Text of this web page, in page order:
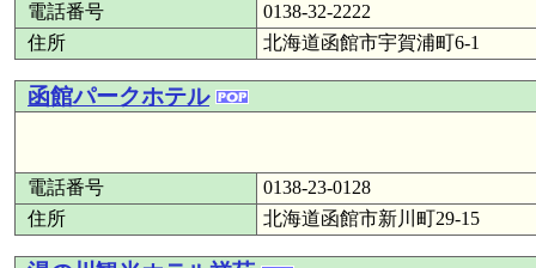
電話番号
0138-32-2222
住所
北海道函館市宇賀浦町6-1
函館パークホテル
電話番号
0138-23-0128
住所
北海道函館市新川町29-15